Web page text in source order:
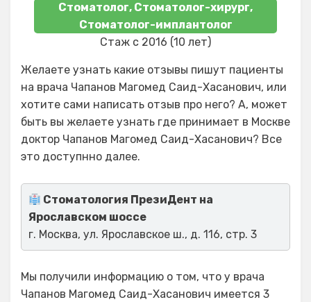
Стоматолог, Стоматолог-хирург,
Стоматолог-имплантолог
Стаж с 2016 (10 лет)
Желаете узнать какие отзывы пишут пациенты
на врача Чапанов Магомед Саид-Хасанович, или
хотите сами написать отзыв про него? А, может
быть вы желаете узнать где принимает в Москве
доктор Чапанов Магомед Саид-Хасанович? Все
это доступнно далее.
Стоматология ПрезиДент на
Ярославском шоссе
г. Москва, ул. Ярославское ш., д. 116, стр. 3
Мы получили информацию о том, что у врача
Чапанов Магомед Саид-Хасанович имеется 3